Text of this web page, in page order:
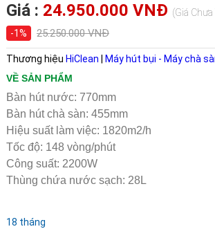
Giá : 24.950.000 VNĐ (Giá Chưa
-1%
25.250.000 VNĐ
Thương hiệu HiClean
Máy hút bụi - Máy chà
VỀ SẢN PHẨM
Bàn hút nước: 770mm
Bàn hút chà sàn: 455mm
Hiệu suất làm việc: 1820m2/h
Tốc độ: 148 vòng/phút
Công suất: 2200W
Thùng chứa nước sạch: 28L
18 tháng